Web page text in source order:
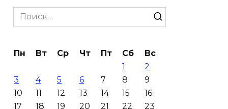
Шахбокс, падел и пилон: в
Ростовской области
Юрий Слюсарь поздравил
донских строителей с
Search
for:
Пн Вт Ср Чт Пт Сб
Вс
1
2
3
4 5 6 7 8
9
10
11 12 13 14 15
16
17
18 19 20 21 22
23